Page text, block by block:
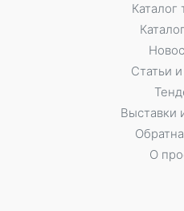
Каталог
Статьи
Выставки
О